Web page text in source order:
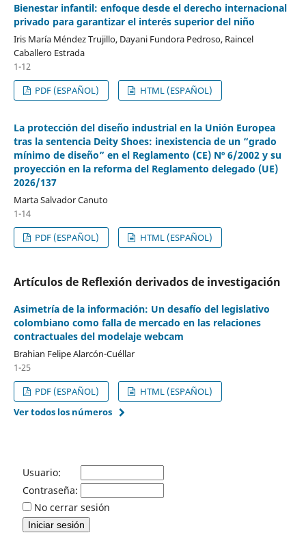
Bienestar infantil: enfoque desde el derecho internacional
privado para garantizar el interés superior del niño
Iris María Méndez Trujillo, Dayani Fundora Pedroso, Raincel
Caballero Estrada
1-12
PDF (ESPAÑOL)
HTML (ESPAÑOL)
La protección del diseño industrial en la Unión Europea
tras la sentencia Deity Shoes: inexistencia de un “grado
mínimo de diseño” en el Reglamento (CE) Nº 6/2002 y su
proyección en la reforma del Reglamento delegado (UE)
2026/137
Marta Salvador Canuto
1-14
PDF (ESPAÑOL)
HTML (ESPAÑOL)
Artículos de Reflexión derivados de investigación
Asimetría de la información: Un desafío del legislativo
colombiano como falla de mercado en las relaciones
contractuales del modelaje webcam
Brahian Felipe Alarcón-Cuéllar
1-25
PDF (ESPAÑOL)
HTML (ESPAÑOL)
Ver todos los números
Usuario:
Contraseña:
No cerrar sesión